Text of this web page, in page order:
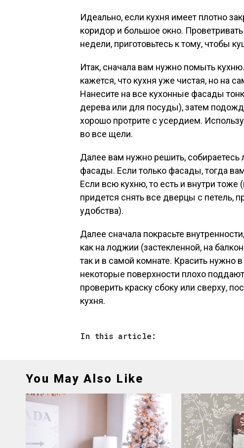
Идеально, если кухня имеет плотно
коридор и большое окно.
недели, приготовьтесь к тому, чтобы
Итак, сначала вам нужно помыть
кажется, что кухня уже чистая, но на
Нанесите на все кухонные фасады
дерева или для посуды), затем
хорошо протрите с усердием.
во все щели.
Далее вам нужно решить,
фасады. Если только фасады, тогда
Если всю кухню, то есть и внутри тоже
придется снять все дверцы с петель,
удобства).
Далее сначала покрасьте
как на лоджии (застекленной, на
так и в самой комнате. Красить нужно
некоторые поверхности плохо
проверить краску сбоку или сверху,
кухня.
In this article:
You May Also Like